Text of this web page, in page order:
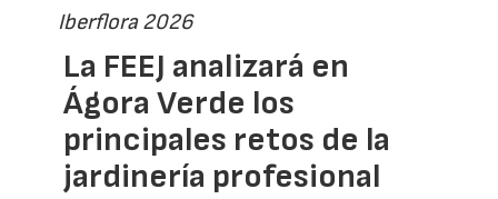
Iberflora 2026
La FEEJ analizará en
Ágora Verde los
principales retos de la
jardinería profesional